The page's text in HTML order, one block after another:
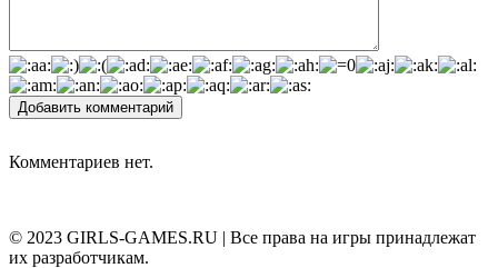
Добавить комментарий
Комментариев нет.
© 2023 GIRLS-GAMES.RU | Все права на игры принадлежат
их разработчикам.